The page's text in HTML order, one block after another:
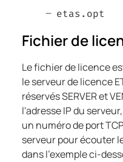
etas.opt
Fichier de
Le fichier de licence
le serveur de licence
réservés SERVER et
l'adresse IP du
un numéro de port
serveur pour écouter
dans l'exemple ci-